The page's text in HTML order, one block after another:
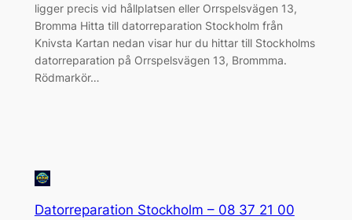
ligger precis vid hållplatsen eller Orrspelsvägen 13,
Bromma Hitta till datorreparation Stockholm från
Knivsta Kartan nedan visar hur du hittar till Stockholms
datorreparation på Orrspelsvägen 13, Brommma.
Rödmarkör…
Datorreparation Stockholm – 08 37 21 00